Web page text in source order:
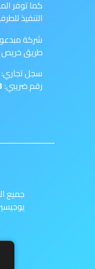
كما توفر
التنفيذ
شركة
طريق خريص ,
سجل تجاري: 7035067607
رقم ضريبي:
جميع